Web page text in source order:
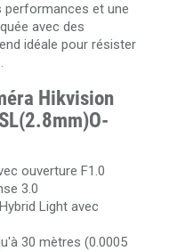
performances et une
avec des
idéale pour résister
Hikvision
ouverture F1.0
3.0
Light avec
30 mètres (0.0005